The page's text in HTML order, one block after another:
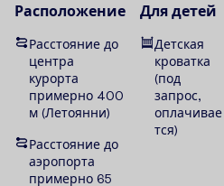
Расположение
Расстояние до
центра
курорта
примерно 400
м (Летоянни)
Расстояние до
аэропорта
примерно 65
Для детей
Детская
кроватка
(под
запрос,
оплачивае
тся)